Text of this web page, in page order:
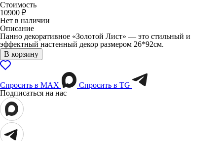
Стоимость
10900 ₽
Нет в наличии
Описание
Панно декоративное «Золотой Лист» — это стильный и
эффектный настенный декор размером 26*92см.
В корзину
Спросить в МАХ
Спросить в TG
Подписаться на нас